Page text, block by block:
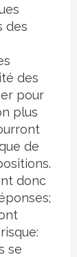
des
des
pour
plus
de
donc
se